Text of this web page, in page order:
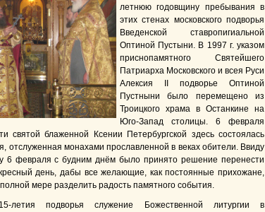
летнюю годовщину пребывания в
этих стенах московского подворья
Введенской ставропигиальной
Оптиной Пустыни. В 1997 г. указом
приснопамятного Святейшего
Патриарха Московского и всея Руси
Алексия II подворье Оптиной
Пустныни было перемещено из
Троицкого храма в Останкине на
Юго-Запад столицы. 6 февраля
святой блаженной Ксении Петербургской здесь состоялась
отслуженная монахами прославленной в веках обители. Ввиду
6 февраля с будним днём было принято решение перенести
день, дабы все желающие, как постоянные прихожане,
полной мере разделить радость памятного события.
летия подворья служение Божественной литургии в